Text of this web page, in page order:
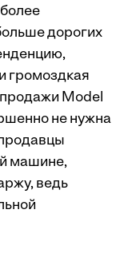
дорогих
громоздкая
Model
не нужна
машине,
ведь